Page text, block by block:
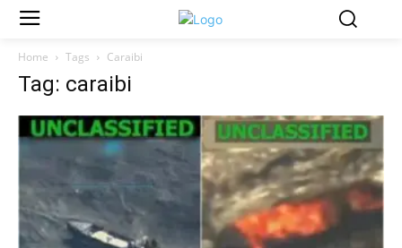
Home Tags Caraibi
Tag: caraibi